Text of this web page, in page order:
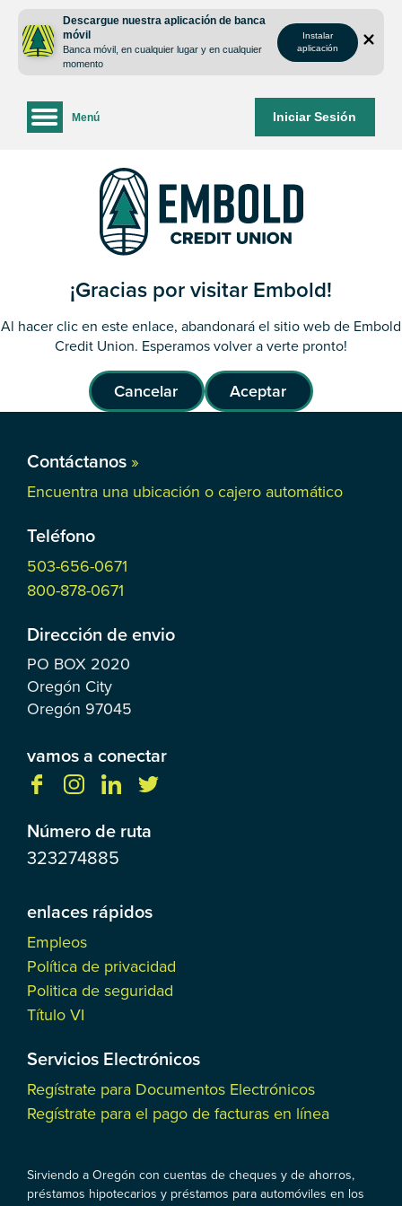
contenido
inicio
Descargue nuestra aplicación de banca
móvil
Banca móvil, en cualquier lugar y en cualquier
momento
Instalar
aplicación
Iniciar Sesión
Menú
¡Gracias por visitar Embold!
Al hacer clic en este enlace, abandonará el sitio web de Embold
Credit Union. Esperamos volver a verte pronto!
Cancelar Aceptar
Contáctanos »
Encuentra una ubicación o cajero automático
Teléfono
503-656-0671
800-878-0671
Dirección de envio
PO BOX 2020
Oregón City
Oregón 97045
vamos a conectar
Número de ruta
323274885
enlaces rápidos
Empleos
Política de privacidad
Politica de seguridad
Título VI
Servicios Electrónicos
Regístrate para Documentos Electrónicos
Regístrate para el pago de facturas en línea
Sirviendo a Oregón con cuentas de cheques y de ahorros,
préstamos hipotecarios y préstamos para automóviles en los